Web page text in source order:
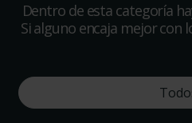
Dentro de esta categoría
Si alguno encaja mejor con